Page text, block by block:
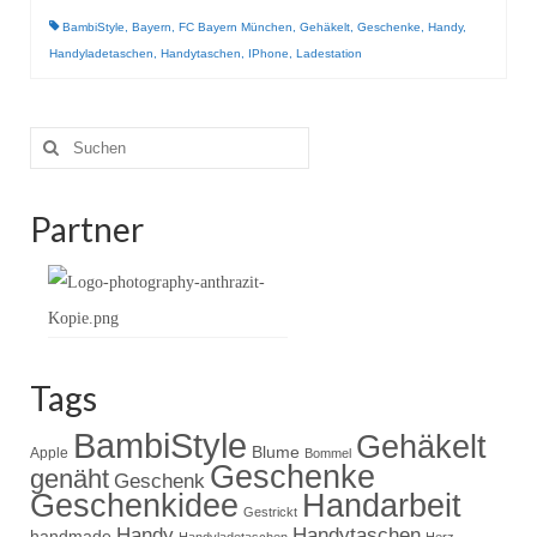
BambiStyle, Bayern, FC Bayern München, Gehäkelt, Geschenke, Handy,
Handyladetaschen, Handytaschen, IPhone, Ladestation
Suche
nach:
Partner
Tags
Apple BambiStyle Blume Bommel Gehäkelt
genäht Geschenk Geschenke
Geschenkidee Gestrickt Handarbeit